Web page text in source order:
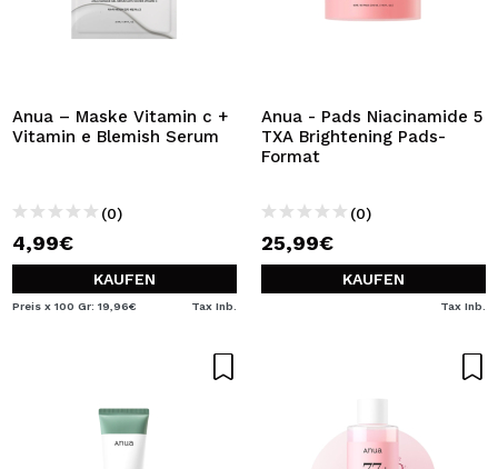
Anua – Maske Vitamin c +
Vitamin e Blemish Serum
(0)
4,99€
KAUFEN
Preis x 100 Gr: 19,96€ Tax Inb.
Anua - Pads Niacinamide 5
TXA Brightening Pads-
Format
(0)
25,99€
KAUFEN
Tax Inb.